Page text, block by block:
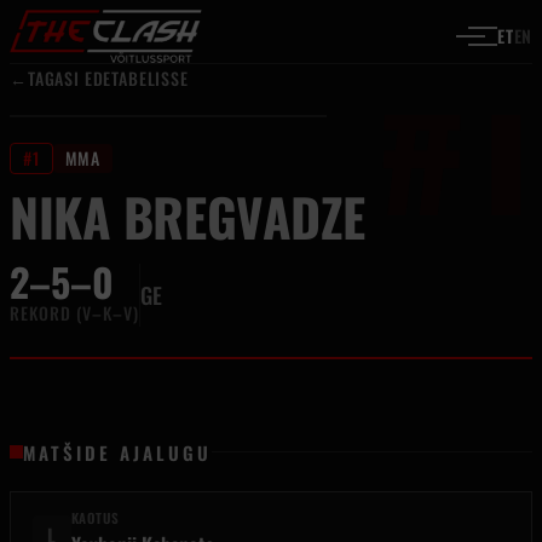
Liigu sisu juurde ETEN
←TAGASI EDETABELISSE #1
#1 MMA
NIKA BREGVADZE
2–5–0
REKORD (V–K–V)
GE
MATŠIDE AJALUGU
L
KAOTUS